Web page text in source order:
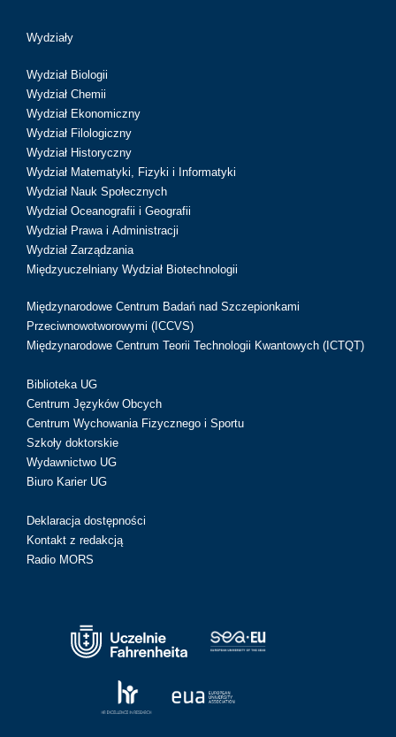
Wydziały
Wydział Biologii
Wydział Chemii
Wydział Ekonomiczny
Wydział Filologiczny
Wydział Historyczny
Wydział Matematyki, Fizyki i Informatyki
Wydział Nauk Społecznych
Wydział Oceanografii i Geografii
Wydział Prawa i Administracji
Wydział Zarządzania
Międzyuczelniany Wydział Biotechnologii
Międzynarodowe Centrum Badań nad Szczepionkami
Przeciwnowotworowymi (ICCVS)
Międzynarodowe Centrum Teorii Technologii Kwantowych (ICTQT)
Biblioteka UG
Centrum Języków Obcych
Centrum Wychowania Fizycznego i Sportu
Szkoły doktorskie
Wydawnictwo UG
Biuro Karier UG
Deklaracja dostępności
Kontakt z redakcją
Radio MORS